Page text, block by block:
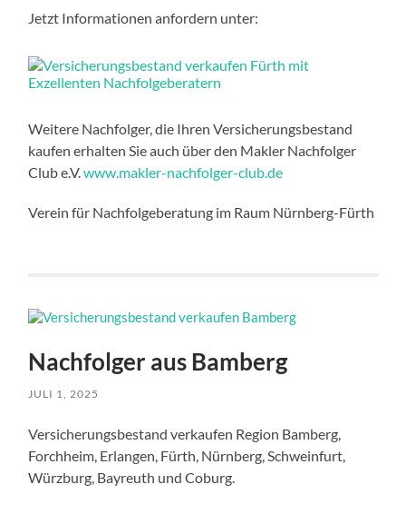
Jetzt Informationen anfordern unter:
Weitere Nachfolger, die Ihren Versicherungsbestand
kaufen erhalten Sie auch über den Makler Nachfolger
Club e.V.www.makler-nachfolger-club.de
Verein für Nachfolgeberatung im Raum Nürnberg-Fürth
Nachfolger aus Bamberg
JULI 1, 2025
Versicherungsbestand verkaufen Region Bamberg,
Forchheim, Erlangen, Fürth, Nürnberg, Schweinfurt,
Würzburg, Bayreuth und Coburg.